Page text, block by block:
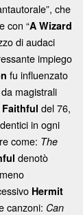
che
con “A Wizard
di audaci
impiego
fu influenzato
magistrali
Faithful del 76,
in ogni
come: The
denotò
Hermit
canzoni: Can